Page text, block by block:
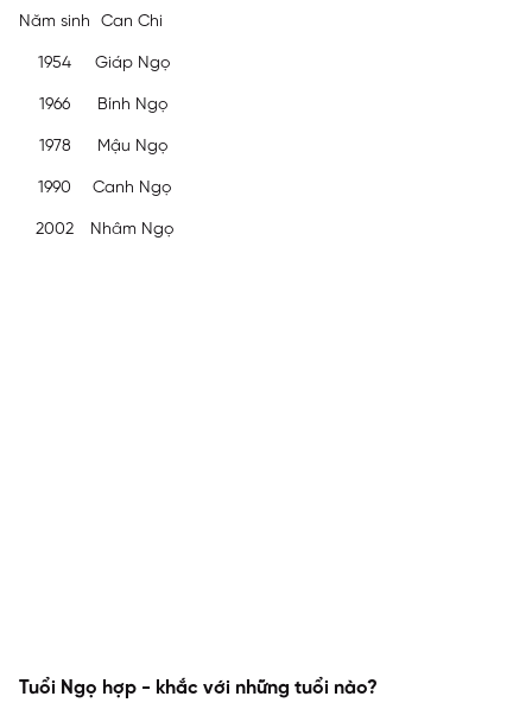
Năm sinh Can Chi
1954 Giáp Ngọ
1966 Bính Ngọ
1978 Mậu Ngọ
1990 Canh Ngọ
2002 Nhâm Ngọ
Tuổi Ngọ hợp - khắc với những tuổi nào?